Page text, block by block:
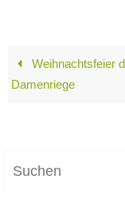
Weihnachtsfeier
Damenriege